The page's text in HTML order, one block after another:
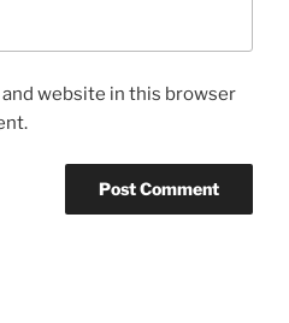
and website in this browser